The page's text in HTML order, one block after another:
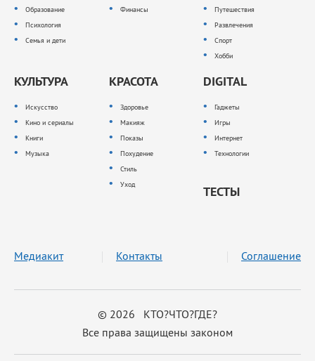
Образование
Психология
Семья и дети
Финансы
Путешествия
Развлечения
Спорт
Хобби
КУЛЬТУРА
Искусство
Кино и сериалы
Книги
Музыка
КРАСОТА
Здоровье
Макияж
Показы
Похудение
Стиль
Уход
DIGITAL
Гаджеты
Игры
Интернет
Технологии
ТЕСТЫ
© 2026 КТО?ЧТО?ГДЕ?
Все права защищены законом
Медиакит Контакты Соглашение